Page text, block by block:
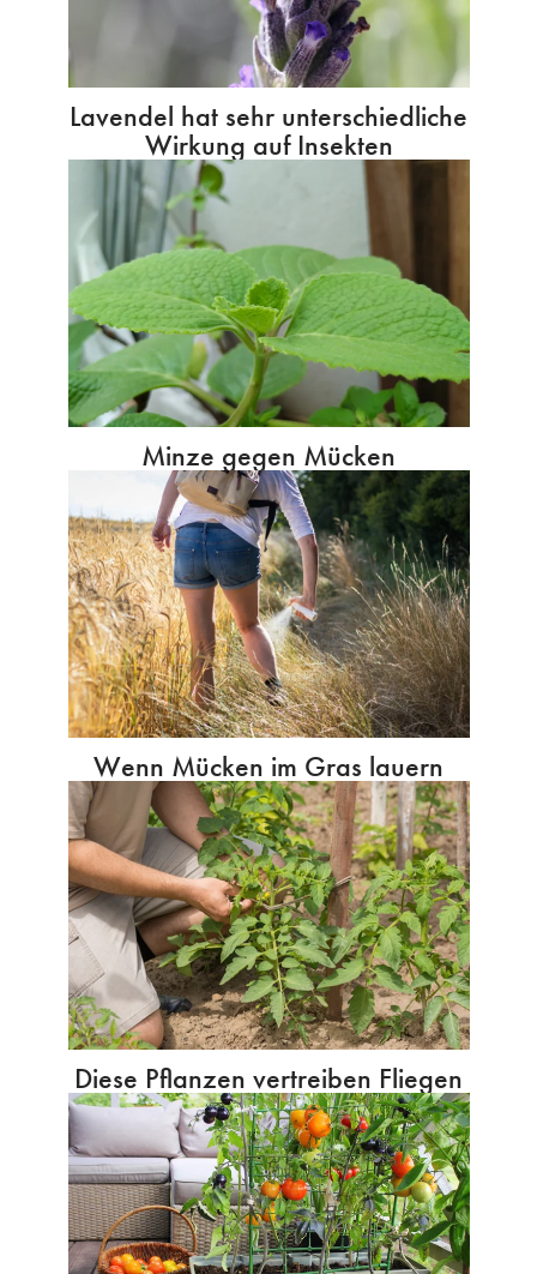
Lavendel hat sehr unterschiedliche
Wirkung auf Insekten
Minze gegen Mücken
Wenn Mücken im Gras lauern
Diese Pflanzen vertreiben Fliegen